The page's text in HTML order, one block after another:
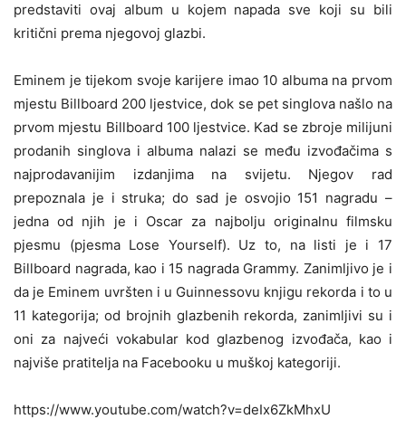
predstaviti ovaj album u kojem napada sve koji su bili
kritični prema njegovoj glazbi.
Eminem je tijekom svoje karijere imao 10 albuma na prvom
mjestu Billboard 200 ljestvice, dok se pet singlova našlo na
prvom mjestu Billboard 100 ljestvice. Kad se zbroje milijuni
prodanih singlova i albuma nalazi se među izvođačima s
najprodavanijim izdanjima na svijetu. Njegov rad
prepoznala je i struka; do sad je osvojio 151 nagradu –
jedna od njih je i Oscar za najbolju originalnu filmsku
pjesmu (pjesma Lose Yourself). Uz to, na listi je i 17
Billboard nagrada, kao i 15 nagrada Grammy. Zanimljivo je i
da je Eminem uvršten i u Guinnessovu knjigu rekorda i to u
11 kategorija; od brojnih glazbenih rekorda, zanimljivi su i
oni za najveći vokabular kod glazbenog izvođača, kao i
najviše pratitelja na Facebooku u muškoj kategoriji.
https://www.youtube.com/watch?v=deIx6ZkMhxU